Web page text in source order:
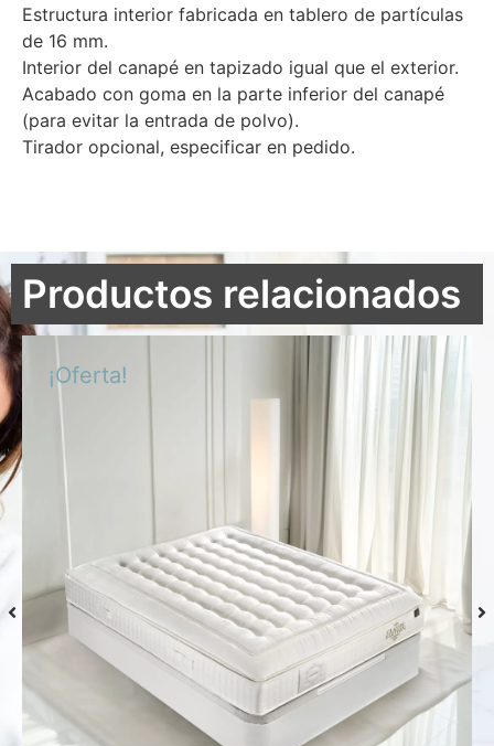
Estructura interior fabricada en tablero de partículas
de 16 mm.
Interior del canapé en tapizado igual que el exterior.
Acabado con goma en la parte inferior del canapé
(para evitar la entrada de polvo).
Tirador opcional, especificar en pedido.
Productos relacionados
¡Oferta!
Colchón S-Grafeno Hannes
Desde 769,00 €